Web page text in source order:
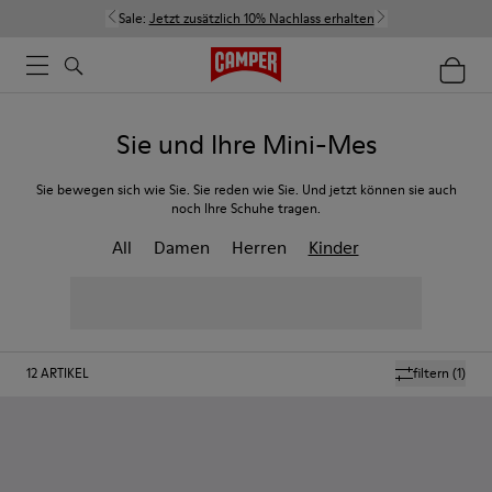
Sale: Jetzt zusätzlich 10% Nachlass erhalten
Sie und Ihre Mini-Mes
Sie bewegen sich wie Sie. Sie reden wie Sie. Und jetzt können sie auch
noch Ihre Schuhe tragen.
All Damen Herren Kinder
filtern (1)
12ARTIKEL